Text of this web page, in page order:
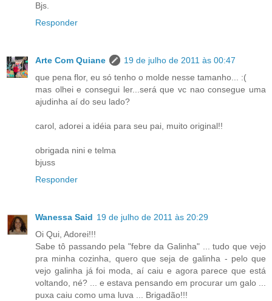
Bjs.
Responder
Arte Com Quiane
19 de julho de 2011 às 00:47
que pena flor, eu só tenho o molde nesse tamanho... :(
mas olhei e consegui ler...será que vc nao consegue uma
ajudinha aí do seu lado?
carol, adorei a idéia para seu pai, muito original!!
obrigada nini e telma
bjuss
Responder
Wanessa Said 19 de julho de 2011 às 20:29
Oi Qui, Adorei!!!
Sabe tô passando pela "febre da Galinha" ... tudo que vejo
pra minha cozinha, quero que seja de galinha - pelo que
vejo galinha já foi moda, aí caiu e agora parece que está
voltando, né? ... e estava pensando em procurar um galo ...
puxa caiu como uma luva ... Brigadão!!!